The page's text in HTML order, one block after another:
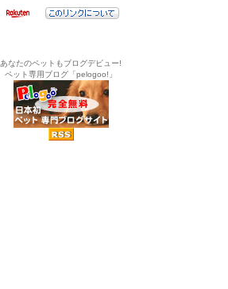
あなたのペットもブログデビュー!
ペット専用ブログ「pelogoo!」